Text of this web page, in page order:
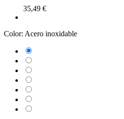
35,49 €
Color: Acero inoxidable